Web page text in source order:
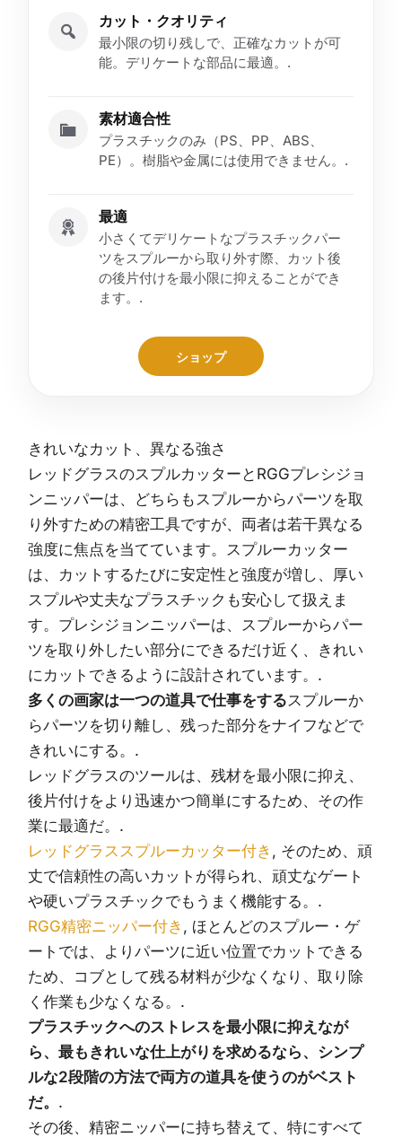
カット・クオリティ
最小限の切り残しで、正確なカットが可
能。デリケートな部品に最適。.
素材適合性
プラスチックのみ（PS、PP、ABS、
PE）。樹脂や金属には使用できません。.
最適
小さくてデリケートなプラスチックパー
ツをスプルーから取り外す際、カット後
の後片付けを最小限に抑えることができ
ます。.
ショップ
きれいなカット、異なる強さ
レッドグラスのスプルカッターとRGGプレシジョ
ンニッパーは、どちらもスプルーからパーツを取
り外すための精密工具ですが、両者は若干異なる
強度に焦点を当てています。スプルーカッター
は、カットするたびに安定性と強度が増し、厚い
スプルや丈夫なプラスチックも安心して扱えま
す。プレシジョンニッパーは、スプルーからパー
ツを取り外したい部分にできるだけ近く、きれい
にカットできるように設計されています。.
多くの画家は一つの道具で仕事をするスプルーか
らパーツを切り離し、残った部分をナイフなどで
きれいにする。.
レッドグラスのツールは、残材を最小限に抑え、
後片付けをより迅速かつ簡単にするため、その作
業に最適だ。.
レッドグラススプルーカッター付き , そのため、頑
丈で信頼性の高いカットが得られ、頑丈なゲート
や硬いプラスチックでもうまく機能する。.
RGG精密ニッパー付き , ほとんどのスプルー・ゲ
ートでは、よりパーツに近い位置でカットできる
ため、コブとして残る材料が少なくなり、取り除
く作業も少なくなる。.
プラスチックへのストレスを最小限に抑えなが
ら、最もきれいな仕上がりを求めるなら、シンプ
ルな2段階の方法で両方の道具を使うのがベスト
だ。 .
その後、精密ニッパーに持ち替えて、特にすべて